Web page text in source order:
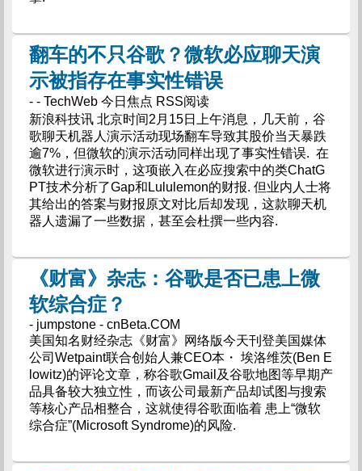
翻车的不只谷歌？微软必应聊天演
示被指存在事实性错误
- - TechWeb 今日焦点 RSS阅读
新浪科技讯 北京时间2月15日上午消息，几天前，谷
歌聊天机器人演示活动现场翻车导致其股价当天暴跌
逾7%，但微软的演示活动同样出现了事实性错误. 在
微软进行演示时，这项嵌入在必应搜索中的类ChatG
PT技术分析了Gap和Lululemon的财报. 但业内人士将
其给出的答案与财报原文对比后却发现，这款聊天机
器人遗漏了一些数据，甚至会杜撰一些内容.
《财富》杂志：谷歌是否已患上微
软综合症？
- jumpstone - cnBeta.COM
美国知名财经杂志《财富》网络版今天刊登美国媒体
公司Wetpaint联合创始人兼CEO本・ 埃洛维茨(Ben E
lowitz)的评论文章，称谷歌Gmail及谷歌地图等早期产
品具备较大独立性，而该公司最新产品却试图与搜索
等核心产品相整合，这就使得谷歌面临着 患上“微软
综合症”(Microsoft Syndrome)的风险.